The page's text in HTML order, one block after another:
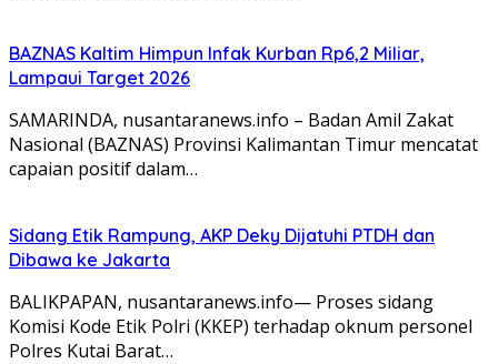
BAZNAS Kaltim Himpun Infak Kurban Rp6,2 Miliar,
Lampaui Target 2026
SAMARINDA, nusantaranews.info – Badan Amil Zakat
Nasional (BAZNAS) Provinsi Kalimantan Timur mencatat
capaian positif dalam…
Sidang Etik Rampung, AKP Deky Dijatuhi PTDH dan
Dibawa ke Jakarta
BALIKPAPAN, nusantaranews.info— Proses sidang
Komisi Kode Etik Polri (KKEP) terhadap oknum personel
Polres Kutai Barat…